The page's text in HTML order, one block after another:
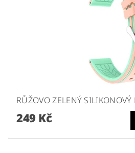
RŮŽOVO ZELENÝ
249 Kč